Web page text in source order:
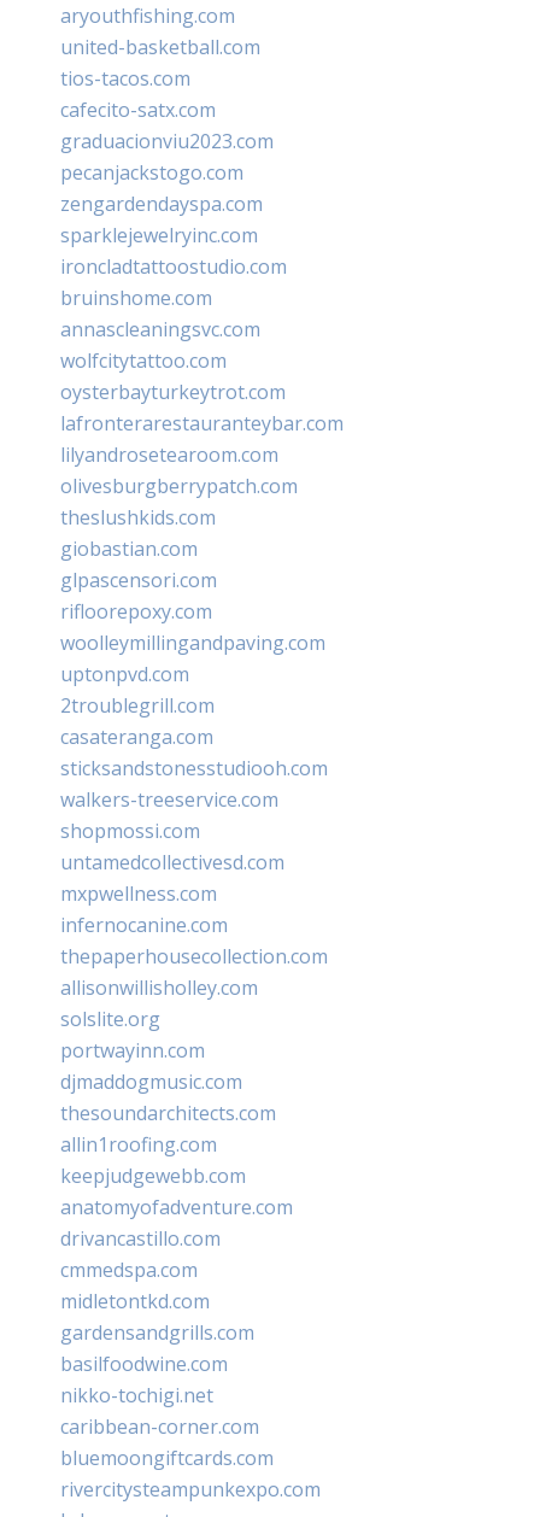
aryouthfishing.com
united-basketball.com
tios-tacos.com
cafecito-satx.com
graduacionviu2023.com
pecanjackstogo.com
zengardendayspa.com
sparklejewelryinc.com
ironcladtattoostudio.com
bruinshome.com
annascleaningsvc.com
wolfcitytattoo.com
oysterbayturkeytrot.com
lafronterarestauranteybar.com
lilyandrosetearoom.com
olivesburgberrypatch.com
theslushkids.com
giobastian.com
glpascensori.com
rifloorepoxy.com
woolleymillingandpaving.com
uptonpvd.com
2troublegrill.com
casateranga.com
sticksandstonesstudiooh.com
walkers-treeservice.com
shopmossi.com
untamedcollectivesd.com
mxpwellness.com
infernocanine.com
thepaperhousecollection.com
allisonwillisholley.com
solslite.org
portwayinn.com
djmaddogmusic.com
thesoundarchitects.com
allin1roofing.com
keepjudgewebb.com
anatomyofadventure.com
drivancastillo.com
cmmedspa.com
midletontkd.com
gardensandgrills.com
basilfoodwine.com
nikko-tochigi.net
caribbean-corner.com
bluemoongiftcards.com
rivercitysteampunkexpo.com